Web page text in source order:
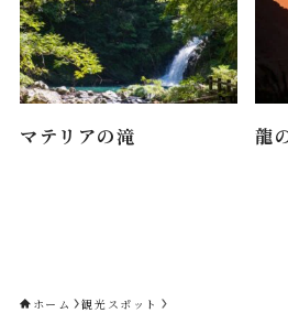
マテリアの滝 龍
ホーム 観光スポット